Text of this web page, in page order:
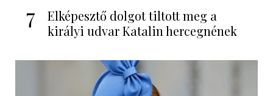
7
Elképesztő dolgot tiltott meg a
királyi udvar Katalin hercegnének